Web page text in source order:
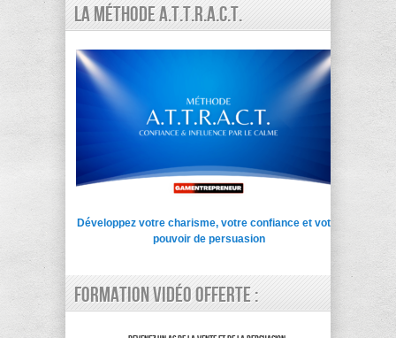
La Méthode A.T.T.R.A.C.T.
Développez votre charisme, votre confiance et votre
pouvoir de persuasion
Formation vidéo offerte :